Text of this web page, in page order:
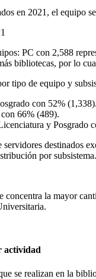
en 2021, el equipo
PC con 2,588
bibliotecas, por lo
tipo de equipo y
con 52% (1,338).
66% (489).
y Posgrado
destinados
por subsistema.
concentra la mayor
actividad
se realizan en la